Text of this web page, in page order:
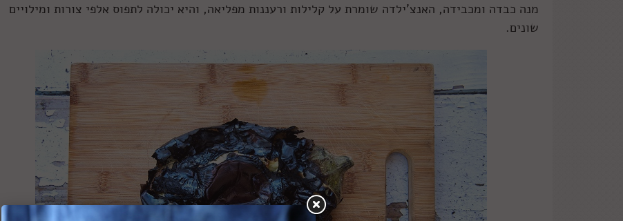
מנה כבדה ומכבידה, האנצ'ילדה שומרת על קלילות ורעננות מפליאה, והיא יכולה לתפוס אלפי צורות ומילויים
שונים.